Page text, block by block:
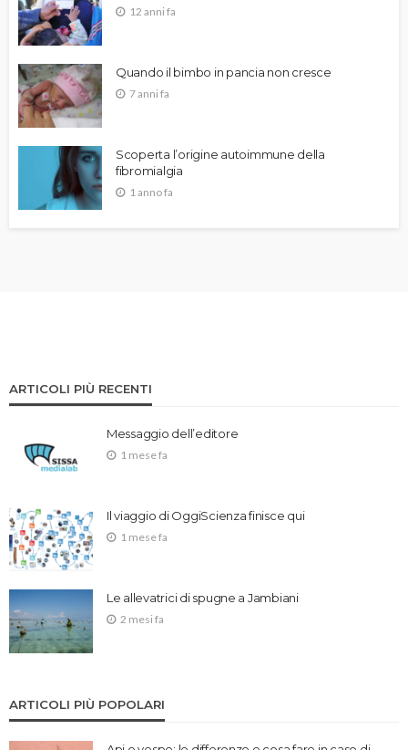
12 anni fa
Quando il bimbo in pancia non cresce
7 anni fa
Scoperta l’origine autoimmune della
fibromialgia
1 anno fa
ARTICOLI PIÙ RECENTI
Messaggio dell’editore
1 mese fa
Il viaggio di OggiScienza finisce qui
1 mese fa
Le allevatrici di spugne a Jambiani
2 mesi fa
ARTICOLI PIÙ POPOLARI